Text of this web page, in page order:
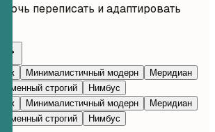
переписать и адаптировать
Минималистичный модерн
Меридиан
строгий
Нимбус
Минималистичный модерн
Меридиан
строгий Нимбус